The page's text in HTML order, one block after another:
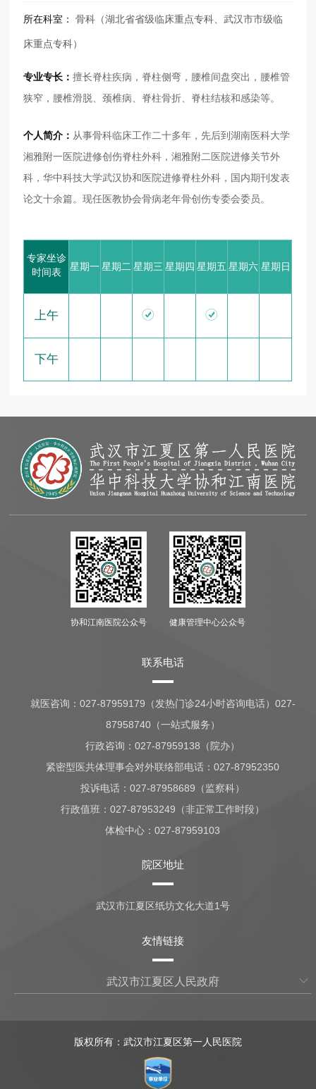
所在科室：骨科（湖北省省级临床重点专科、武汉市市级临
床重点专科）
专业专长：擅长脊柱疾病，脊柱侧弯，腰椎间盘突出，腰椎管
狭窄，腰椎滑脱、颈椎病、脊柱骨折、脊柱结核和感染等。
个人简介： 从事骨科临床工作二十多年，先后到湖南医科大学
湘雅附一医院进修创伤脊柱外科，湘雅附二医院进修关节外
科，华中科技大学武汉协和医院进修脊柱外科，国内期刊发表
论文十余篇。现任医教协会骨病老年骨创伤专委会委员。
专家坐诊
时间表
星期一 星期二 星期三 星期四 星期五 星期六 星期日
上午  
下午
协和江南医院公众号 健康管理中心公众号
联系电话
就医咨询： 027-87959179（发热门诊24小时咨询电话）027-
87958740（一站式服务）
行政咨询：027-87959138（院办）
紧密型医共体理事会对外联络部电话：027-87952350
投诉电话：027-87958689（监察科）
行政值班：027-87953249（非正常工作时段）
体检中心：027-87959103
院区地址
武汉市江夏区纸坊文化大道1号
友情链接
武汉市江夏区人民政府
版权所有：武汉市江夏区第一人民医院